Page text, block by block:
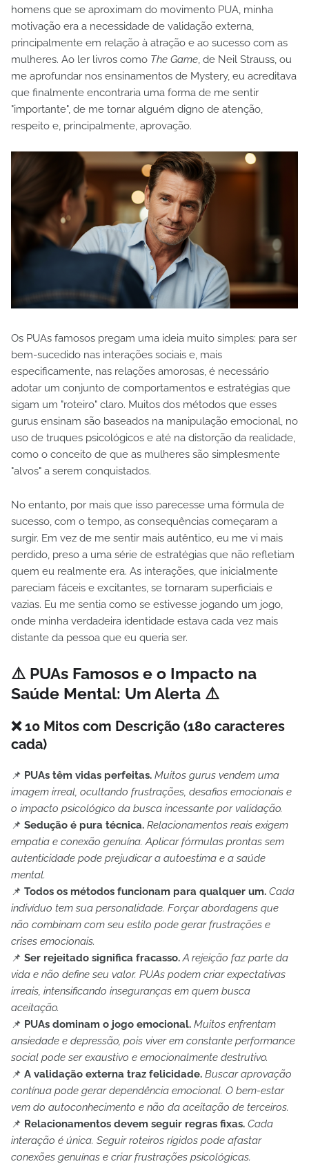
homens que se aproximam do movimento PUA, minha
motivação era a necessidade de validação externa,
principalmente em relação à atração e ao sucesso com as
mulheres. Ao ler livros como The Game, de Neil Strauss, ou
me aprofundar nos ensinamentos de Mystery, eu acreditava
que finalmente encontraria uma forma de me sentir
"importante", de me tornar alguém digno de atenção,
respeito e, principalmente, aprovação.
Os PUAs famosos pregam uma ideia muito simples: para ser
bem-sucedido nas interações sociais e, mais
especificamente, nas relações amorosas, é necessário
adotar um conjunto de comportamentos e estratégias que
sigam um "roteiro" claro. Muitos dos métodos que esses
gurus ensinam são baseados na manipulação emocional, no
uso de truques psicológicos e até na distorção da realidade,
como o conceito de que as mulheres são simplesmente
"alvos" a serem conquistados.
No entanto, por mais que isso parecesse uma fórmula de
sucesso, com o tempo, as consequências começaram a
surgir. Em vez de me sentir mais autêntico, eu me vi mais
perdido, preso a uma série de estratégias que não refletiam
quem eu realmente era. As interações, que inicialmente
pareciam fáceis e excitantes, se tornaram superficiais e
vazias. Eu me sentia como se estivesse jogando um jogo,
onde minha verdadeira identidade estava cada vez mais
distante da pessoa que eu queria ser.
⚠️ PUAs Famosos e o Impacto na
Saúde Mental: Um Alerta ⚠️
❌10 Mitos com Descrição (180 caracteres
cada)
📌 PUAs têm vidas perfeitas. Muitos gurus vendem uma
imagem irreal, ocultando frustrações, desafios emocionais e
o impacto psicológico da busca incessante por validação.
📌 Sedução é pura técnica. Relacionamentos reais exigem
empatia e conexão genuína. Aplicar fórmulas prontas sem
autenticidade pode prejudicar a autoestima e a saúde
mental.
📌 Todos os métodos funcionam para qualquer um. Cada
indivíduo tem sua personalidade. Forçar abordagens que
não combinam com seu estilo pode gerar frustrações e
crises emocionais.
📌 Ser rejeitado significa fracasso. A rejeição faz parte da
vida e não define seu valor. PUAs podem criar expectativas
irreais, intensificando inseguranças em quem busca
aceitação.
📌 PUAs dominam o jogo emocional. Muitos enfrentam
ansiedade e depressão, pois viver em constante performance
social pode ser exaustivo e emocionalmente destrutivo.
📌 A validação externa traz felicidade. Buscar aprovação
contínua pode gerar dependência emocional. O bem-estar
vem do autoconhecimento e não da aceitação de terceiros.
📌 Relacionamentos devem seguir regras fixas. Cada
interação é única. Seguir roteiros rígidos pode afastar
conexões genuínas e criar frustrações psicológicas.